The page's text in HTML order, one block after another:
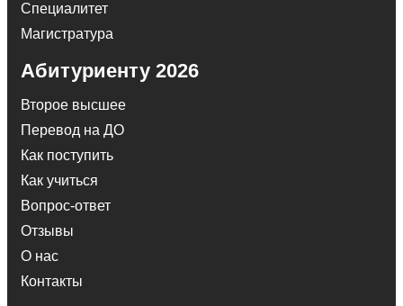
Специалитет
Магистратура
Абитуриенту 2026
Второе высшее
Перевод на ДО
Как поступить
Как учиться
Вопрос-ответ
Отзывы
О нас
Контакты